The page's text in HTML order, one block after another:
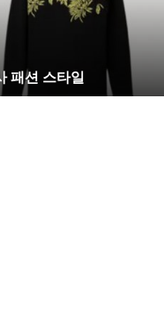
패션 스타일